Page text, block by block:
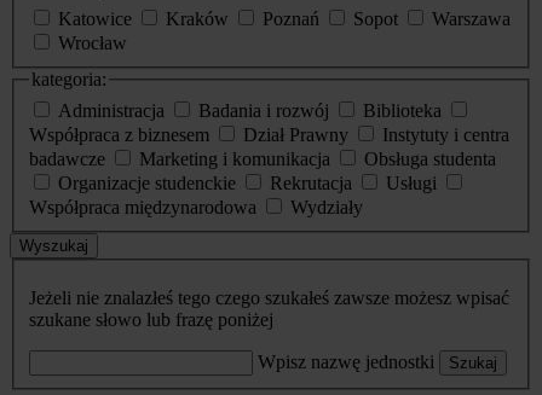
Katowice
Kraków Poznań Sopot
Warszawa
Wrocław
kategoria:
Administracja
Badania i rozwój
Biblioteka
Współpraca z biznesem
Dział Prawny
Instytuty i centra
badawcze
Marketing i komunikacja
Obsługa studenta
Organizacje studenckie
Rekrutacja
Usługi
Współpraca międzynarodowa
Wydziały
Wyszukaj
Jeżeli nie znalazłeś tego czego szukałeś zawsze możesz wpisać
szukane słowo lub frazę poniżej
Wpisz nazwę jednostki Szukaj